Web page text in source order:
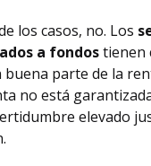
los casos, no. Los
a fondostienen
parte de la
no está
elevado